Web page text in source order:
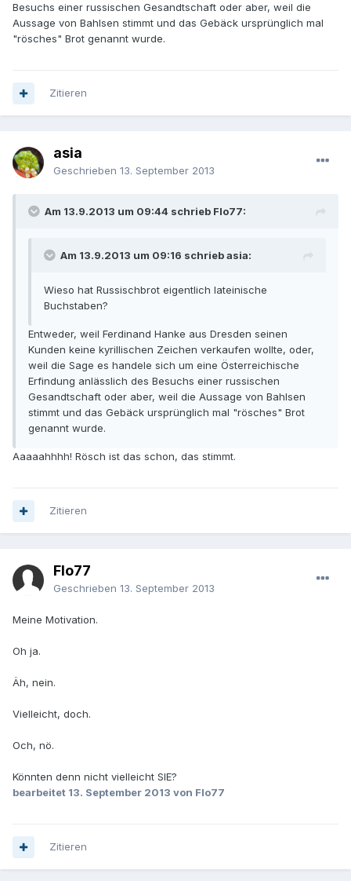
Besuchs einer russischen Gesandtschaft oder aber, weil die
Aussage von Bahlsen stimmt und das Gebäck ursprünglich mal
"rösches" Brot genannt wurde.
Zitieren
asia
Geschrieben 13. September 2013
Am 13.9.2013 um 09:44 schrieb Flo77:
Am 13.9.2013 um 09:16 schrieb asia:
Wieso hat Russischbrot eigentlich lateinische
Buchstaben?
Entweder, weil Ferdinand Hanke aus Dresden seinen
Kunden keine kyrillischen Zeichen verkaufen wollte, oder,
weil die Sage es handele sich um eine Österreichische
Erfindung anlässlich des Besuchs einer russischen
Gesandtschaft oder aber, weil die Aussage von Bahlsen
stimmt und das Gebäck ursprünglich mal "rösches" Brot
genannt wurde.
Aaaaahhhh! Rösch ist das schon, das stimmt.
Zitieren
Flo77
Geschrieben 13. September 2013
Meine Motivation.
Oh ja.
Äh, nein.
Vielleicht, doch.
Och, nö.
Könnten denn nicht vielleicht SIE?
bearbeitet 13. September 2013 von Flo77
Zitieren